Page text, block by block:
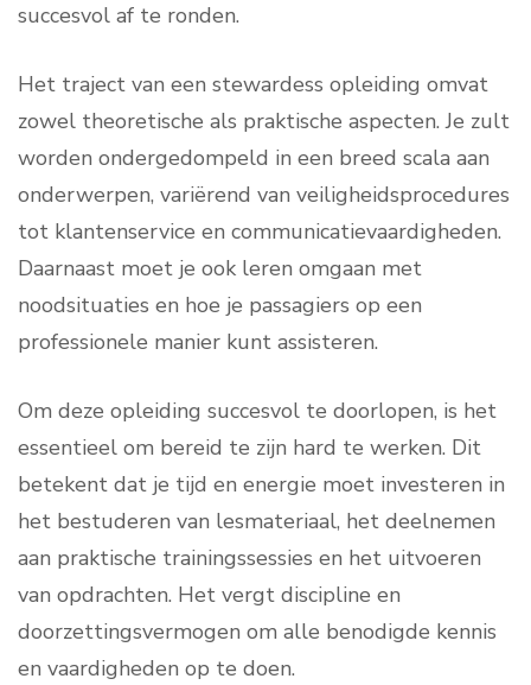
succesvol af te ronden.
Het traject van een stewardess opleiding omvat
zowel theoretische als praktische aspecten. Je zult
worden ondergedompeld in een breed scala aan
onderwerpen, variërend van veiligheidsprocedures
tot klantenservice en communicatievaardigheden.
Daarnaast moet je ook leren omgaan met
noodsituaties en hoe je passagiers op een
professionele manier kunt assisteren.
Om deze opleiding succesvol te doorlopen, is het
essentieel om bereid te zijn hard te werken. Dit
betekent dat je tijd en energie moet investeren in
het bestuderen van lesmateriaal, het deelnemen
aan praktische trainingssessies en het uitvoeren
van opdrachten. Het vergt discipline en
doorzettingsvermogen om alle benodigde kennis
en vaardigheden op te doen.